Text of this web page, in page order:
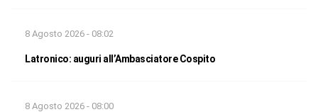
8 Agosto 2026 - 08:02
Latronico: auguri all’Ambasciatore Cospito
8 Agosto 2026 - 08:00